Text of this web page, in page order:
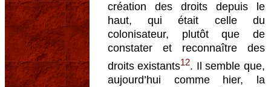
création des droits depuis le
haut, qui était celle du
colonisateur, plutôt que de
constater et reconnaître des
droits existants12. Il semble que,
aujourd’hui comme hier, la